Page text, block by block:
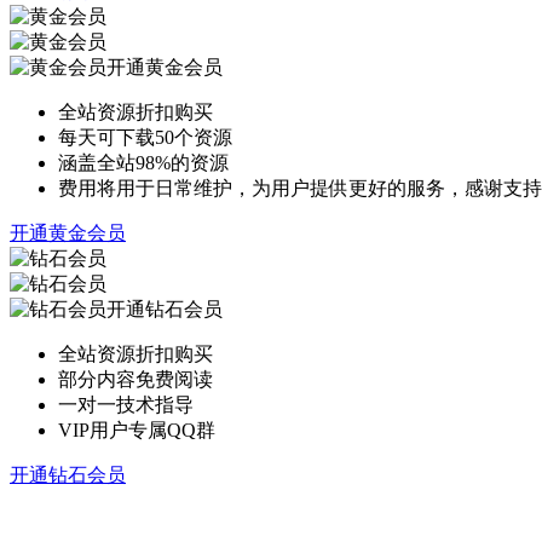
开通黄金会员
全站资源折扣购买
每天可下载50个资源
涵盖全站98%的资源
费用将用于日常维护，为用户提供更好的服务，感谢支持
开通黄金会员
开通钻石会员
全站资源折扣购买
部分内容免费阅读
一对一技术指导
VIP用户专属QQ群
开通钻石会员